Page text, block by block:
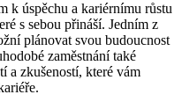
k úspěchu a kariérnímu růstu
s sebou přináší. Jedním z
plánovat svou budoucnost
zaměstnání také
a zkušeností, které vám